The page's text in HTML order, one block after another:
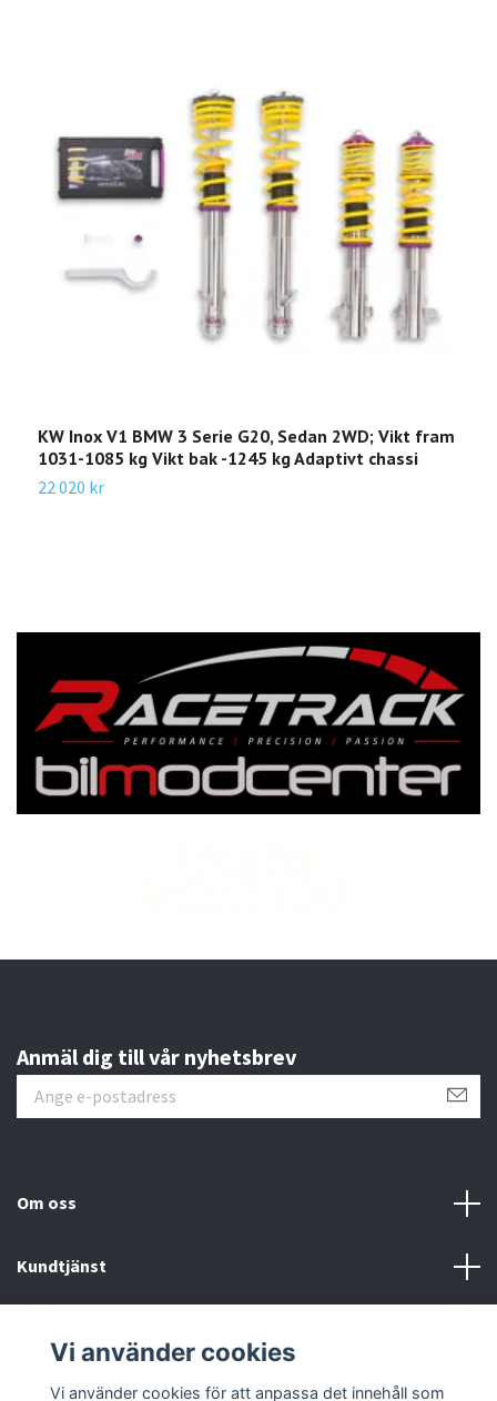
KW Inox V1 BMW 3 Serie G20, Sedan 2WD; Vikt fram
1031-1085 kg Vikt bak -1245 kg Adaptivt chassi
22 020 kr
Anmäl dig till vår nyhetsbrev
Om oss
Kundtjänst
Sociala medier
Vi använder cookies
Vi använder cookies för att anpassa det innehåll som